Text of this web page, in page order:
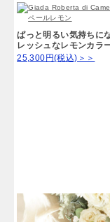
ぱっと明るい気持ちに
レッシュなレモンカラ
25,300円(税込)＞＞